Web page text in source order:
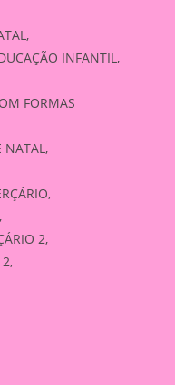
INFANTIL,
FORMAS
NATAL,
2,